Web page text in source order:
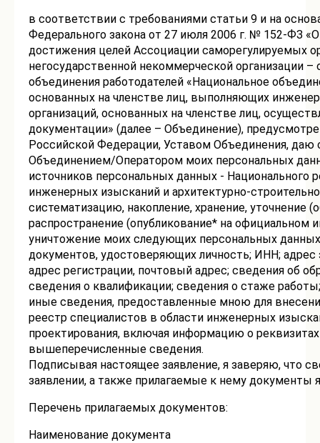
в соответствии с требованиями статьи 9 и на
Федерального закона от 27 июля 2006 г. № 152-ФЗ
достижения целей Ассоциации саморегулируемых
негосударственной некоммерческой организации
объединения работодателей «Национальное
основанных на членстве лиц, выполняющих
организаций, основанных на членстве лиц,
документации» (далее – Объединение),
Российской Федерации, Уставом Объединения, даю
Объединением/Оператором моих персональных
источников персональных данных - Национального
инженерных изысканий и архитектурно-
систематизацию, накопление, хранение, уточнение
распространение (опубликование* на официальном
уничтожение моих следующих персональных
документов, удостоверяющих личность; ИНН; адрес
адрес регистрации, почтовый адрес; сведения об
сведения о квалификации; сведения о стаже
иные сведения, предоставленные мною для
реестр специалистов в области инженерных
проектирования, включая информацию о
вышеперечисленные сведения.
Подписывая настоящее заявление, я заверяю, что
заявлении, а также прилагаемые к нему документы
Перечень прилагаемых документов:
Наименование документа